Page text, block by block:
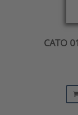
CATO